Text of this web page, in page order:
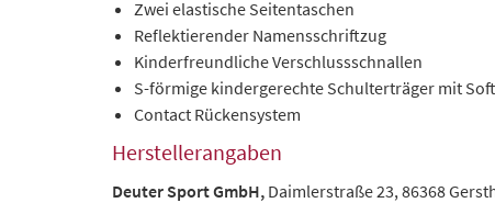
Zwei elastische Seitentaschen
Reflektierender Namensschriftzug
Kinderfreundliche Verschlussschnallen
S-förmige kindergerechte Schulterträger mit
Contact Rückensystem
Herstellerangaben
Deuter Sport GmbH, Daimlerstraße 23, 86368